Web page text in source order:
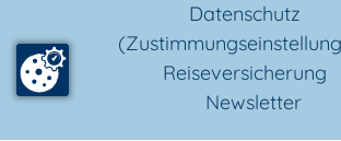
Datenschutz
Reiseversicherung
Newsletter